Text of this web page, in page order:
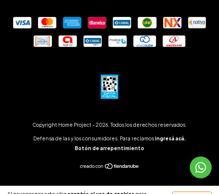
Copyright Home Project - 2026. Todos los derechos reservados.
Defensa de las y los consumidores. Para reclamosingresá acá.
Botón de arrepentimiento